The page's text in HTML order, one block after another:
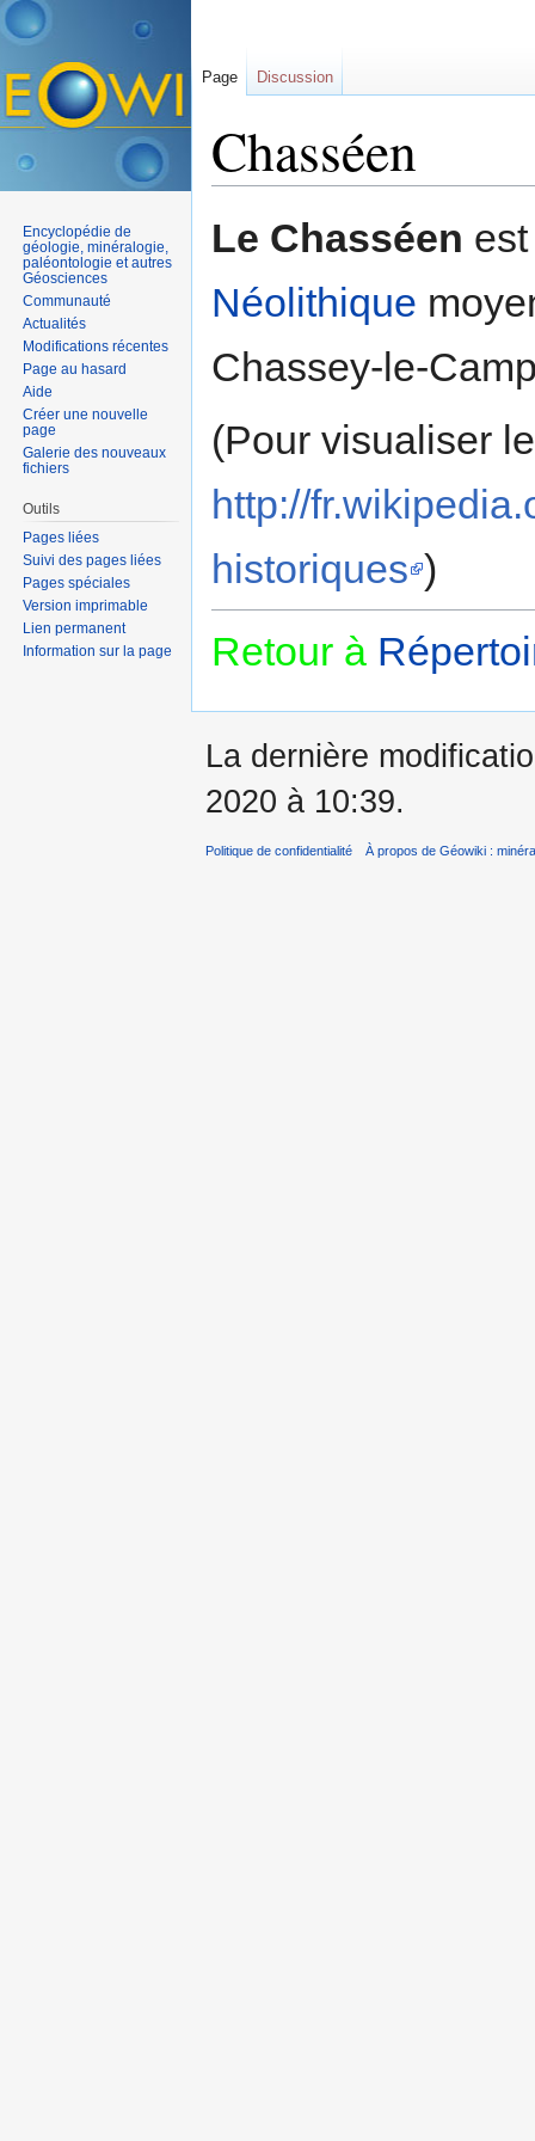
Chasséen
Le Chasséen
Néolithique
Chassey-le-
(Pour visualiser
http://
historiques )
Retour à
Page Discussion
Encyclopédie de
géologie, minéralogie,
paléontologie et autres
Géosciences
Communauté
Actualités
Modifications récentes
Page au hasard
Aide
Créer une nouvelle
page
Galerie des nouveaux
fichiers
Outils
Pages liées
Suivi des pages liées
Pages spéciales
Version imprimable
Lien permanent
Information sur la page
La dernière
2020 à 10:39.
Politique de confidentialité À propos de Géowiki :